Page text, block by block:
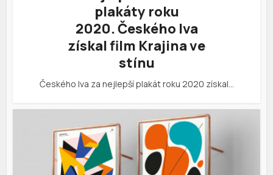
plakáty roku
2020. Českého lva
získal film Krajina ve
stínu
Českého lva za nejlepší plakát roku 2020 získal…